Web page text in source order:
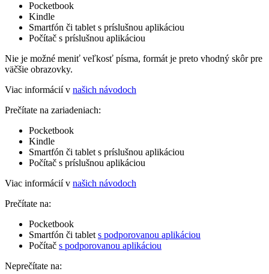
Pocketbook
Kindle
Smartfón či tablet s príslušnou aplikáciou
Počítač s príslušnou aplikáciou
Nie je možné meniť veľkosť písma, formát je preto vhodný skôr pre
väčšie obrazovky.
Viac informácií v našich návodoch
Prečítate na zariadeniach:
Pocketbook
Kindle
Smartfón či tablet s príslušnou aplikáciou
Počítač s príslušnou aplikáciou
Viac informácií v našich návodoch
Prečítate na:
Pocketbook
Smartfón či tablet s podporovanou aplikáciou
Počítač s podporovanou aplikáciou
Neprečítate na: